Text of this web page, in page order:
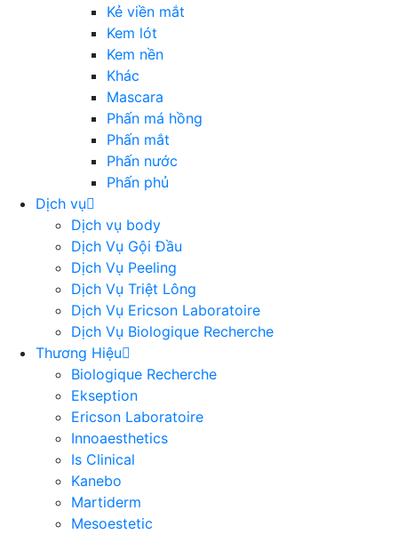
Kẻ viền mắt
Kem lót
Kem nền
Khác
Mascara
Phấn má hồng
Phấn mắt
Phấn nước
Phấn phủ
Dịch vụ
Dịch vụ body
Dịch Vụ Gội Đầu
Dịch Vụ Peeling
Dịch Vụ Triệt Lông
Dịch Vụ Ericson Laboratoire
Dịch Vụ Biologique Recherche
Thương Hiệu
Biologique Recherche
Ekseption
Ericson Laboratoire
Innoaesthetics
Is Clinical
Kanebo
Martiderm
Mesoestetic